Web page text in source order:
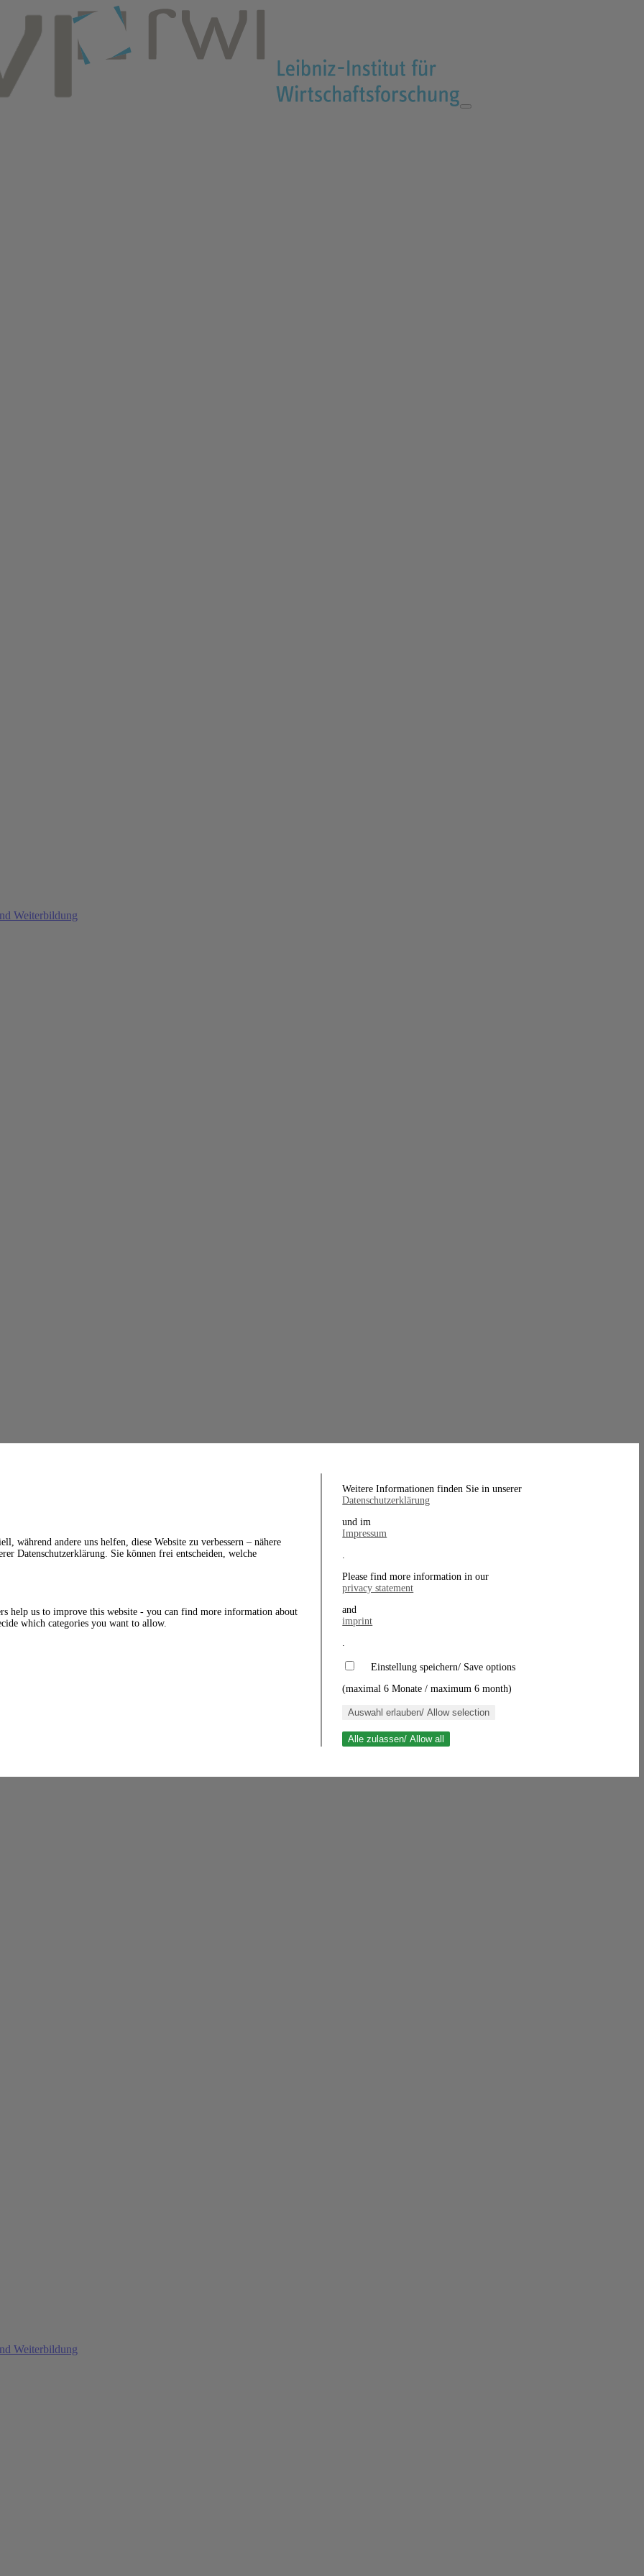
Weiterbildung
Weiterbildung
während andere uns helfen, diese Website zu verbessern – nähere
Datenschutzerklärung. Sie können frei entscheiden, welche
help us to improve this website - you can find more information about
which categories you want to allow.
Weitere Informationen finden Sie in unserer
Datenschutzerklärung
und im
Impressum
.
Please find more information in our
privacy statement
and
imprint
.
Einstellung speichern/ Save options
(maximal 6 Monate / maximum 6 month)
Auswahl erlauben/ Allow selection
Alle zulassen/ Allow all